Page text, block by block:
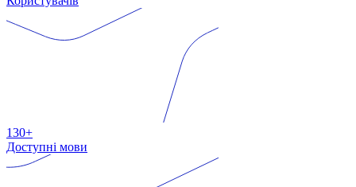
130+
Доступні мови